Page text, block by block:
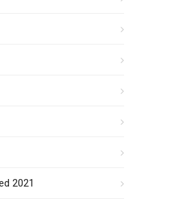
jetzt live – Schneller leveln
2021